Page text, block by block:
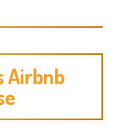
Airbnb